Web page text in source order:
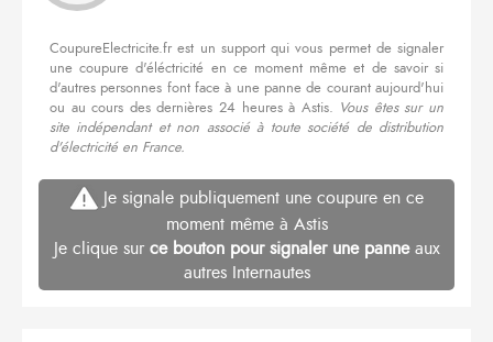
CoupureElectricite.fr est un support qui vous permet de signaler
une coupure d'éléctricité en ce moment même et de savoir si
d'autres personnes font face à une panne de courant aujourd'hui
ou au cours des dernières 24 heures à Astis. Vous êtes sur un
site indépendant et non associé à toute société de distribution
d'électricité en France.
Je signale publiquement une coupure en ce
moment même à Astis
Je clique sur ce bouton pour signaler une panneaux
autres Internautes